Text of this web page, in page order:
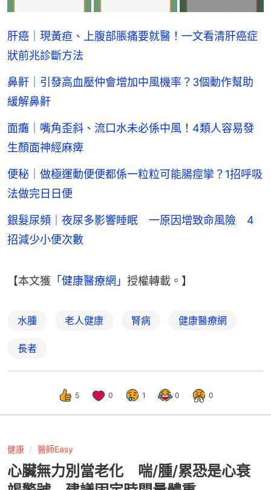
肝癌｜現黃疸、上腹部脹痛要就醫！一文看清肝癌症
狀前兆診斷方法
鼻鼾｜引發高血壓仲會增加中風機率？3個動作幫助
緩解鼻鼾
面癱｜嘴角歪斜、流口水未必係中風！4類人容易發
生顏面神經麻痺
便秘｜做極運動便便都係一粒粒可能腸痙攣？1招呼吸
法做完日日便
銀髮尿頻｜夜尿多影響睡眠 一原因增致命風險 4
招減少小便次數
【本文獲 「健康醫療網」 授權轉載。】
水腫 老人健康 腎病 健康醫療網
長者
5 0 1 0 0
健康 醫師Easy
心臟無力別當老化 喘/腫/累恐是心衰